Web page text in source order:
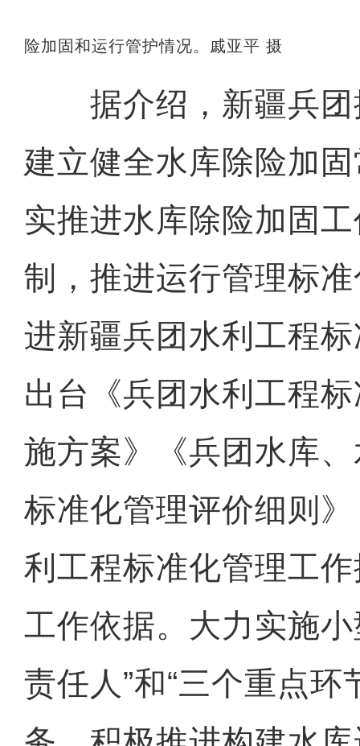
险加固和运行管护情况。戚亚平 摄
据介绍，新疆兵团
建立健全水库除险加
实推进水库除险加固
制，推进运行管理标
进新疆兵团水利工程
出台《兵团水利工程
施方案》《兵团水库
标准化管理评价细则
利工程标准化管理工
工作依据。大力实施
责任人”和“三个重点环